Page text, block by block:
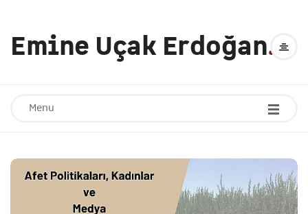
Emine Uçak Erdoğan.
Menu